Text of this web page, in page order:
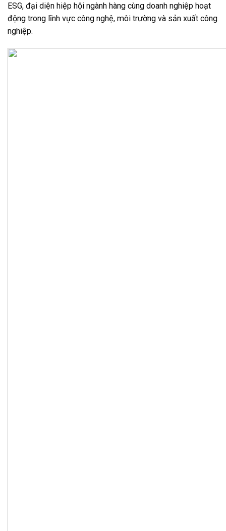
ESG, đại diện hiệp hội ngành hàng cùng doanh nghiệp hoạt
động trong lĩnh vực công nghệ, môi trường và sản xuất công
nghiệp.